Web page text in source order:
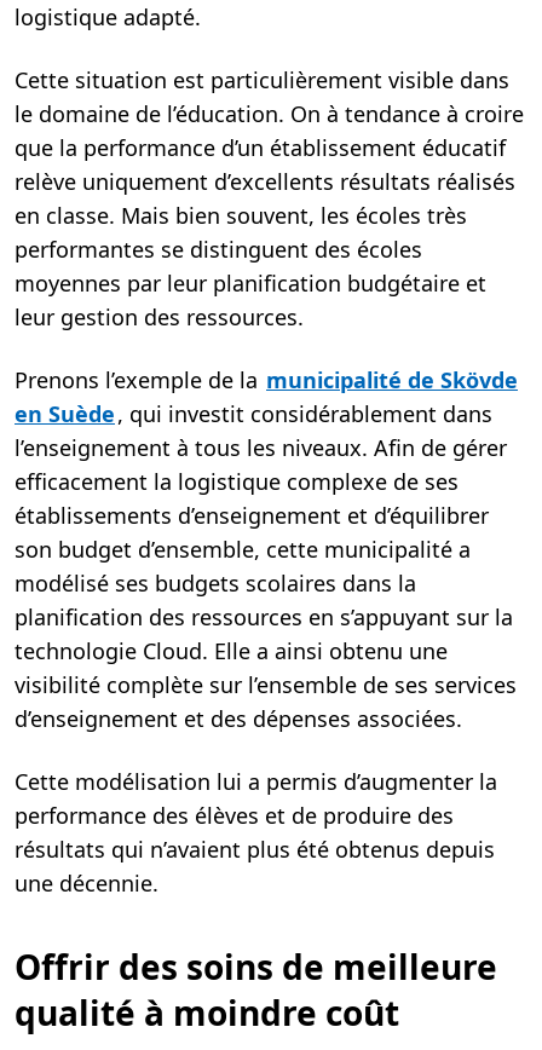
logistique adapté.
Cette situation est particulièrement visible dans
le domaine de l’éducation. On à tendance à croire
que la performance d’un établissement éducatif
relève uniquement d’excellents résultats réalisés
en classe. Mais bien souvent, les écoles très
performantes se distinguent des écoles
moyennes par leur planification budgétaire et
leur gestion des ressources.
Prenons l’exemple de la municipalité de Skövde
en Suède, qui investit considérablement dans
l’enseignement à tous les niveaux. Afin de gérer
efficacement la logistique complexe de ses
établissements d’enseignement et d’équilibrer
son budget d’ensemble, cette municipalité a
modélisé ses budgets scolaires dans la
planification des ressources en s’appuyant sur la
technologie Cloud. Elle a ainsi obtenu une
visibilité complète sur l’ensemble de ses services
d’enseignement et des dépenses associées.
Cette modélisation lui a permis d’augmenter la
performance des élèves et de produire des
résultats qui n’avaient plus été obtenus depuis
une décennie.
Offrir des soins de meilleure
qualité à moindre coût